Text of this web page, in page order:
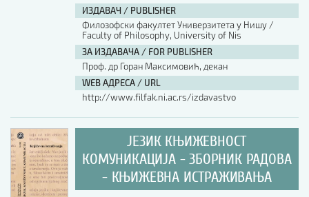
ИЗДАВАЧ / PUBLISHER
Филозофски факултет Универзитета у Нишу /
Faculty of Philosophy, University of Nis
ЗА ИЗДАВАЧА / FOR PUBLISHER
Проф. др Горан Максимовић, декан
WEB АДРЕСА / URL
http://www.filfak.ni.ac.rs/izdavastvo
ЈЕЗИК КЊИЖЕВНОСТ
КОМУНИКАЦИЈА - ЗБОРНИК РАДОВА
- КЊИЖЕВНА ИСТРАЖИВАЊА